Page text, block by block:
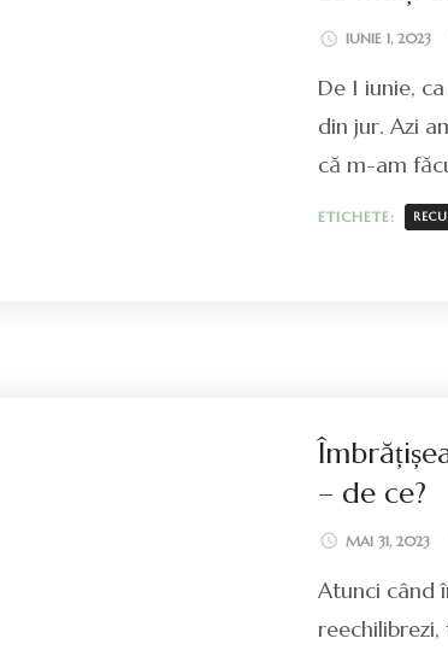
IUNIE 1, 2023
De 1 iunie,
din jur. Azi
că m-am
ETICHETE:
– de ce?
MAI 31, 2023
Atunci când